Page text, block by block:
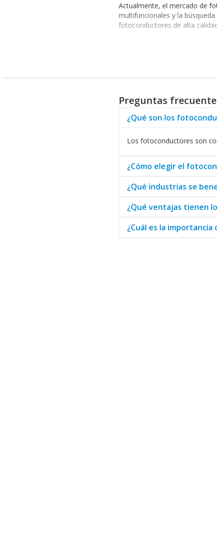
Actualmente, el mercado de
multifuncionales y la
fotoconductores de alta
Diversas industrias se
Tecnología:Necesitan
Educación:Requieren
Consultoría:
Utilizan
Opciones Disponibles en
Entre los productos
necesidades:
Fotoconductores LEXMARK:
Fotoconductores EPSON: Con
Fotoconductores XEROX
Es crucial que cada
Preguntas
¿Qué son los
Los fotoconductores son
¿Cómo elegir el
¿Qué industrias se
¿Qué ventajas tienen
¿Cuál es la